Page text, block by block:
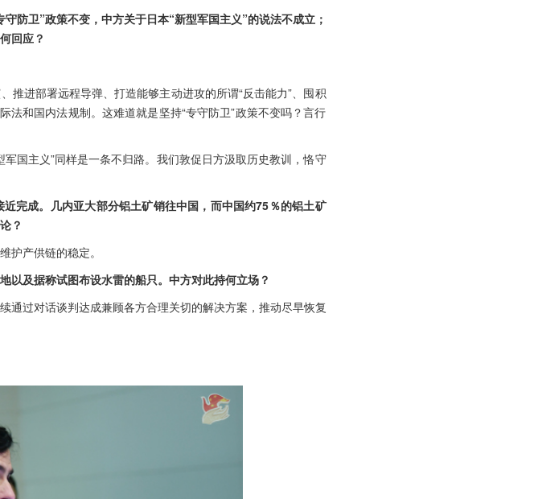
防卫”政策不变，中方关于日本“新型军国主义”的说法不成立；
回应？
进部署远程导弹、打造能够主动进攻的所谓“反击能力”、囤积
法和国内法规制。这难道就是坚持“专守防卫”政策不变吗？言行
国主义”同样是一条不归路。我们敦促日方汲取历史教训，恪守
完成。几内亚大部分铝土矿销往中国，而中国约75％的铝土矿
？
护产供链的稳定。
以及据称试图布设水雷的船只。中方对此持何立场？
通过对话谈判达成兼顾各方合理关切的解决方案，推动尽早恢复